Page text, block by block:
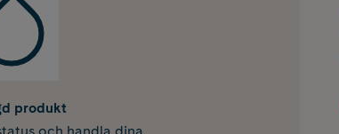
produkt
och handla dina